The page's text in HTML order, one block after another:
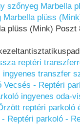
szőnyeg Marbella
Marbella plüss
plüss (Mink) Poszt
reptéri
transzfer
Vecsés - Reptéri
ingyenes oda-
reptéri parkoló
Reptéri parkoló -